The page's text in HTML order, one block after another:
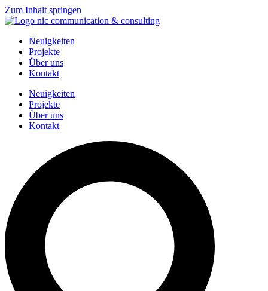
Zum Inhalt springen
Neuigkeiten
Projekte
Über uns
Kontakt
Neuigkeiten
Projekte
Über uns
Kontakt